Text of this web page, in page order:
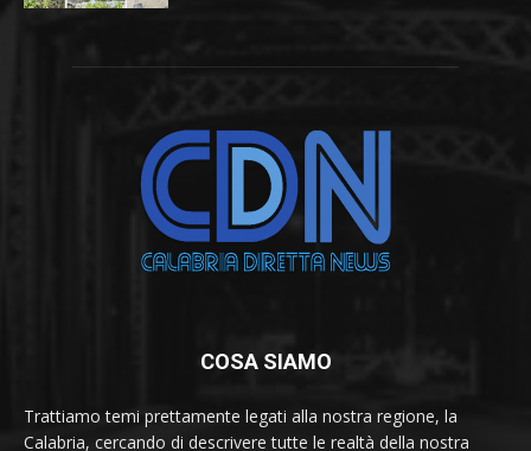
COSA SIAMO
Trattiamo temi prettamente legati alla nostra regione, la
Calabria, cercando di descrivere tutte le realtà della nostra